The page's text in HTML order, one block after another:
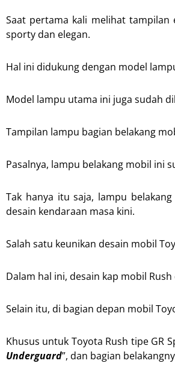
Saat pertama kali melihat
sporty dan elegan.
Hal ini didukung dengan model
Model lampu utama ini juga sudah
Tampilan lampu bagian belakang
Pasalnya, lampu belakang mobil ini
Tak hanya itu saja, lampu
desain kendaraan masa kini.
Salah satu keunikan desain mobil
Dalam hal ini, desain kap mobil
Selain itu, di bagian depan mobil
Khusus untuk Toyota Rush tipe GR
Underguard”, dan bagian